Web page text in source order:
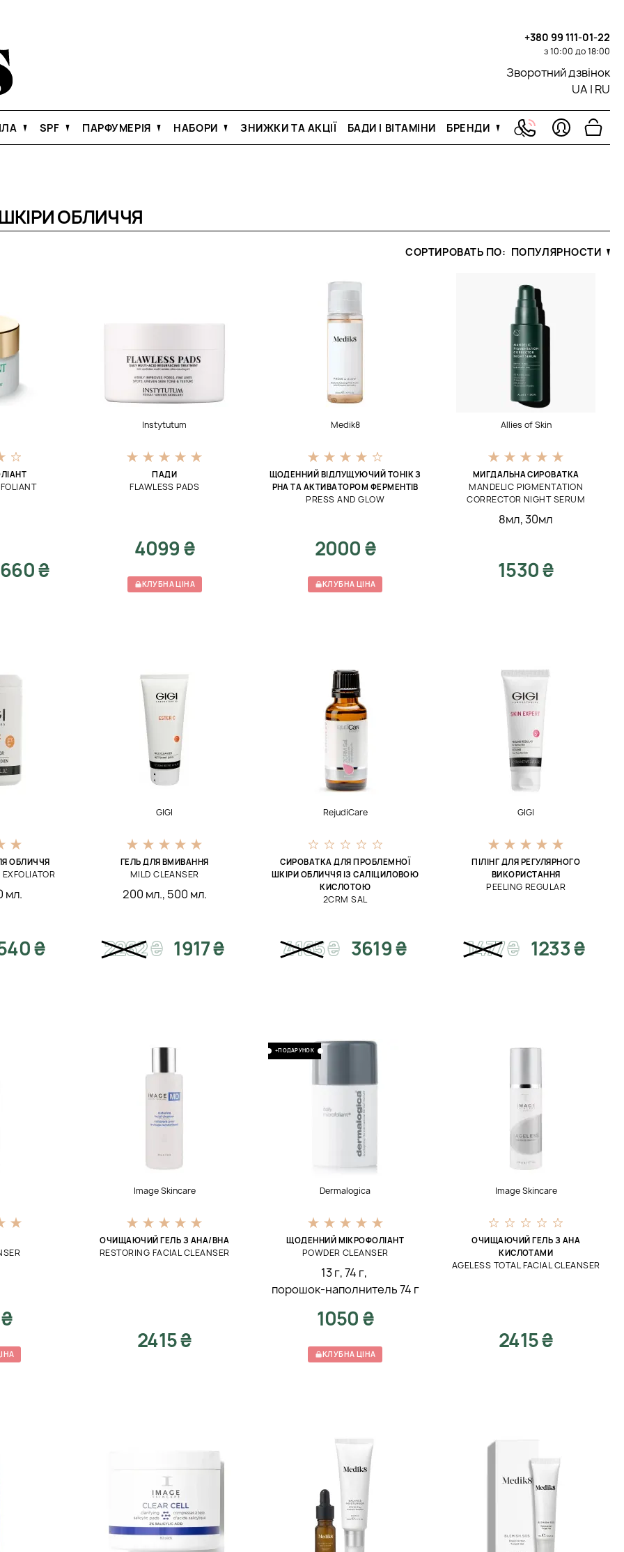
+380 99 111-01-22
з 10:00 до 18:00
Зворотний дзвінок
UA | RU
SPF ПАРФУМЕРІЯ НАБОРИ ЗНИЖКИ ТА АКЦІЇ БАДИ І ВІТАМІНИ БРЕНДИ
ОБЛИЧЧЯ
СОРТИРОВАТЬ ПО: ПОПУЛЯРНОСТИ
₴
Instytutum
ПАДИ
FLAWLESS PADS
4099 ₴
КЛУБНА ЦІНА
Medik8
ЩОДЕННИЙ ВІДЛУЩУЮЧИЙ ТОНІК З
РНА ТА АКТИВАТОРОМ ФЕРМЕНТІВ
PRESS AND GLOW
2000 ₴
КЛУБНА ЦІНА
Allies of Skin
МИГДАЛЬНА СИРОВАТКА
MANDELIC PIGMENTATION
CORRECTOR NIGHT SERUM
8мл,30мл
1530 ₴
ОБЛИЧЧЯ
мл.
₴
GIGI
ГЕЛЬ ДЛЯ ВМИВАННЯ
MILD CLEANSER
200 мл., 500 мл.
2262₴ 1917 ₴
RejudiCare
СИРОВАТКА ДЛЯ ПРОБЛЕМНОЇ
ШКІРИ ОБЛИЧЧЯ ІЗ САЛІЦИЛОВОЮ
КИСЛОТОЮ
2CRM SAL
4165₴ 3619 ₴
GIGI
ПІЛІНГ ДЛЯ РЕГУЛЯРНОГО
ВИКОРИСТАННЯ
PEELING REGULAR
1477₴ 1233 ₴
Image Skincare
ОЧИЩАЮЧИЙ ГЕЛЬ З АНА/ВНА
RESTORING FACIAL CLEANSER
2415 ₴
+ПОДАРУНОК
Dermalogica
ЩОДЕННИЙ МІКРОФОЛІАНТ
POWDER CLEANSER
13 г,74 г,
порошок-наполнитель 74 г
1050 ₴
КЛУБНА ЦІНА
Image Skincare
ОЧИЩАЮЧИЙ ГЕЛЬ З AHA
КИСЛОТАМИ
AGELESS TOTAL FACIAL CLEANSER
2415 ₴